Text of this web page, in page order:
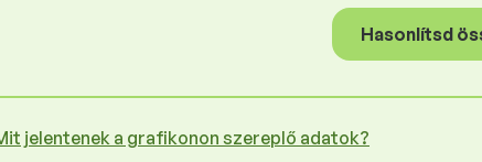
Hasonlítsd
jelentenek a grafikonon szereplő adatok?